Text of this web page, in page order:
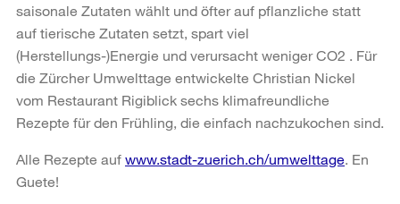
saisonale Zutaten wählt und öfter auf pflanzliche statt
auf tierische Zutaten setzt, spart viel
(Herstellungs-)Energie und verursacht weniger CO2 . Für
die Zürcher Umwelttage entwickelte Christian Nickel
vom Restaurant Rigiblick sechs klimafreundliche
Rezepte für den Frühling, die einfach nachzukochen sind.
Alle Rezepte auf www.stadt-zuerich.ch/umwelttage . En
Guete!